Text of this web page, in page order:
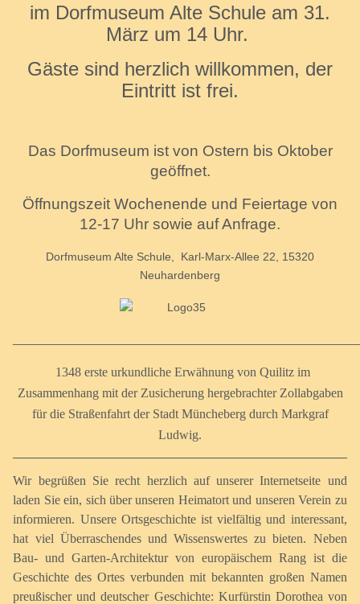
im Dorfmuseum Alte Schule am 31.
März um 14 Uhr.
Gäste sind herzlich willkommen, der
Eintritt ist frei.
Das Dorfmuseum ist von Ostern bis Oktober
geöffnet.
Öffnungszeit Wochenende und Feiertage von
12-17 Uhr sowie auf Anfrage.
Dorfmuseum Alte Schule, Karl-Marx-Allee 22, 15320
Neuhardenberg
1348 erste urkundliche Erwähnung von Quilitz im
Zusammenhang mit der Zusicherung hergebrachter Zollabgaben
für die Straßenfahrt der Stadt Müncheberg durch Markgraf
Ludwig.
Wir begrüßen Sie recht herzlich auf unserer Internetseite und
laden Sie ein, sich über unseren Heimatort und unseren Verein zu
informieren. Unsere Ortsgeschichte ist vielfältig und interessant,
hat viel Überraschendes und Wissenswertes zu bieten. Neben
Bau- und Garten-Architektur von europäischem Rang ist die
Geschichte des Ortes verbunden mit bekannten großen Namen
preußischer und deutscher Geschichte: Kurfürstin Dorothea von